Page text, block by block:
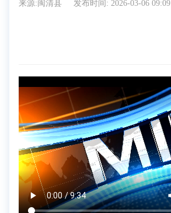
来源:闽清县 发布时间: 2026-03-06 09:09